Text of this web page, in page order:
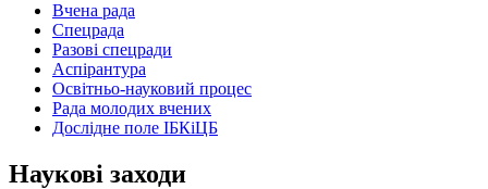
Вчена рада
Спецрада
Разові спецради
Аспірантура
Освітньо-науковий процес
Рада молодих вчених
Дослідне поле ІБКіЦБ
Наукові заходи